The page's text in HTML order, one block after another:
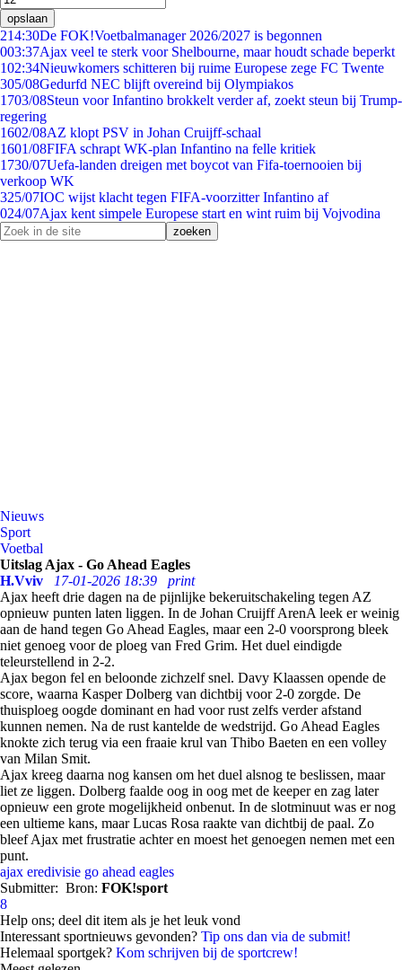
opslaan
214:30De FOK!Voetbalmanager 2026/2027 is begonnen
003:37Ajax veel te sterk voor Shelbourne, maar houdt schade beperkt
102:34Nieuwkomers schitteren bij ruime Europese zege FC Twente
305/08Gedurfd NEC blijft overeind bij Olympiakos
1703/08Steun voor Infantino brokkelt verder af, zoekt steun bij Trump-
regering
1602/08AZ klopt PSV in Johan Cruijff-schaal
1601/08FIFA schrapt WK-plan Infantino na felle kritiek
1730/07Uefa-landen dreigen met boycot van Fifa-toernooien bij
verkoop WK
325/07IOC wijst klacht tegen FIFA-voorzitter Infantino af
024/07Ajax kent simpele Europese start en wint ruim bij Vojvodina
Nieuws
Sport
Voetbal
Uitslag Ajax - Go Ahead Eagles
H.Vviv
17-01-2026 18:39
print
Ajax heeft drie dagen na de pijnlijke bekeruitschakeling tegen AZ
opnieuw punten laten liggen. In de Johan Cruijff ArenA leek er weinig
aan de hand tegen Go Ahead Eagles, maar een 2-0 voorsprong bleek
niet genoeg voor de ploeg van Fred Grim. Het duel eindigde
teleurstellend in 2-2.
Ajax begon fel en beloonde zichzelf snel. Davy Klaassen opende de
score, waarna Kasper Dolberg van dichtbij voor 2-0 zorgde. De
thuisploeg oogde dominant en had voor rust zelfs verder afstand
kunnen nemen. Na de rust kantelde de wedstrijd. Go Ahead Eagles
knokte zich terug via een fraaie krul van Thibo Baeten en een volley
van Milan Smit.
Ajax kreeg daarna nog kansen om het duel alsnog te beslissen, maar
liet ze liggen. Dolberg faalde oog in oog met de keeper en zag later
opnieuw een grote mogelijkheid onbenut. In de slotminuut was er nog
een ultieme kans, maar Lucas Rosa raakte van dichtbij de paal. Zo
bleef Ajax met frustratie achter en moest het genoegen nemen met een
punt.
ajax eredivisie go ahead eagles
Submitter: Bron: FOK!sport
8
Help ons; deel dit item als je het leuk vond
Interessant sportnieuws gevonden? Tip ons dan via de submit!
Helemaal sportgek? Kom schrijven bij de sportcrew!